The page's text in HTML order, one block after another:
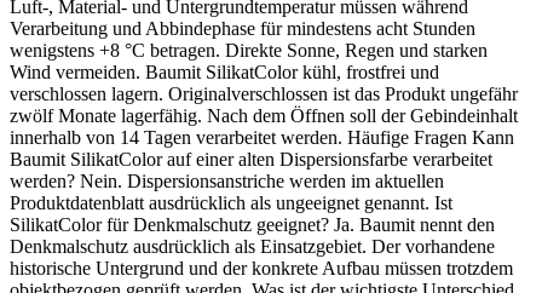
Luft-, Material- und Untergrundtemperatur müssen während
Verarbeitung und Abbindephase für mindestens acht Stunden
wenigstens +8 °C betragen. Direkte Sonne, Regen und starken
Wind vermeiden. Baumit SilikatColor kühl, frostfrei und
verschlossen lagern. Originalverschlossen ist das Produkt ungefähr
zwölf Monate lagerfähig. Nach dem Öffnen soll der Gebindeinhalt
innerhalb von 14 Tagen verarbeitet werden. Häufige Fragen Kann
Baumit SilikatColor auf einer alten Dispersionsfarbe verarbeitet
werden? Nein. Dispersionsanstriche werden im aktuellen
Produktdatenblatt ausdrücklich als ungeeignet genannt. Ist
SilikatColor für Denkmalschutz geeignet? Ja. Baumit nennt den
Denkmalschutz ausdrücklich als Einsatzgebiet. Der vorhandene
historische Untergrund und der konkrete Aufbau müssen trotzdem